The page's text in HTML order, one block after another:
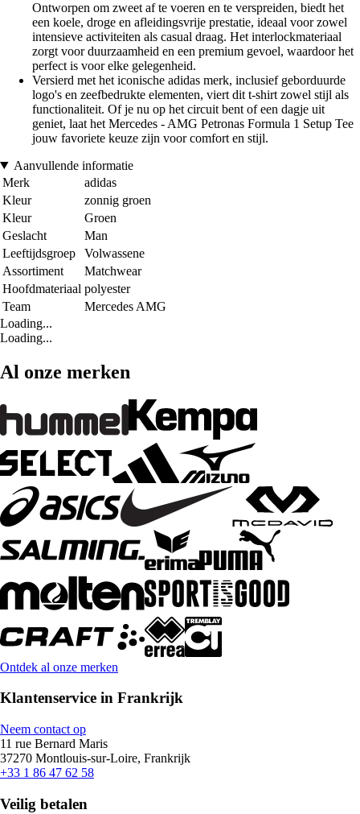
Ontworpen om zweet af te voeren en te verspreiden, biedt het
een koele, droge en afleidingsvrije prestatie, ideaal voor zowel
intensieve activiteiten als casual draag. Het interlockmateriaal
zorgt voor duurzaamheid en een premium gevoel, waardoor het
perfect is voor elke gelegenheid.
Versierd met het iconische adidas merk, inclusief geborduurde
logo's en zeefbedrukte elementen, viert dit t-shirt zowel stijl als
functionaliteit. Of je nu op het circuit bent of een dagje uit
geniet, laat het Mercedes - AMG Petronas Formula 1 Setup Tee
jouw favoriete keuze zijn voor comfort en stijl.
Aanvullende informatie
Merk
adidas
Kleur
zonnig groen
Kleur
Groen
Geslacht
Man
Leeftijdsgroep
Volwassene
Assortiment
Matchwear
Hoofdmateriaal polyester
Team
Mercedes AMG
Loading...
Loading...
Al onze merken
Ontdek al onze merken
Klantenservice in Frankrijk
Neem contact op
11 rue Bernard Maris
37270 Montlouis-sur-Loire, Frankrijk
+33 1 86 47 62 58
Veilig betalen